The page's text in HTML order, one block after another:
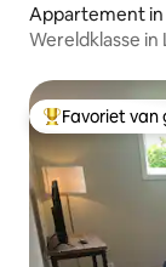
Appartement
Wereldklasse
Topfavoriet
Favoriet van